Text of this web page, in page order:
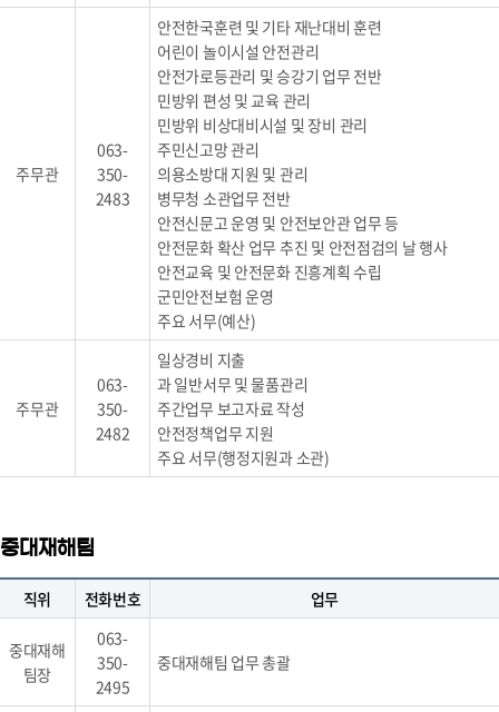
주무관
063-
350-
2483
안전한국훈련 및 기타 재난대비 훈련
어린이 놀이시설 안전관리
안전가로등관리 및 승강기 업무 전반
민방위 편성 및 교육 관리
민방위 비상대비시설 및 장비 관리
주민신고망 관리
의용소방대 지원 및 관리
병무청 소관업무 전반
안전신문고 운영 및 안전보안관 업무 등
안전문화 확산 업무 추진 및 안전점검의 날 행사
안전교육 및 안전문화 진흥계획 수립
군민안전보험 운영
주요 서무(예산)
주무관
063-
350-
2482
일상경비 지출
과 일반서무 및 물품관리
주간업무 보고자료 작성
안전정책업무 지원
주요 서무(행정지원과 소관)
중대재해팀
직위 전화번호 업무
중대재해
팀장
063-
350-
2495
중대재해팀 업무 총괄